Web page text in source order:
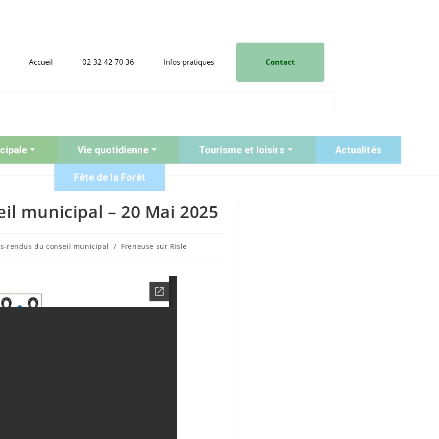
Accueil 02 32 42 70 36 Infos pratiques Contact
Vie quotidienne Tourisme et loisirs Actualités
Fête de la Forêt
municipal – 20 Mai 2025
rendus du conseil municipal / Freneuse sur Risle